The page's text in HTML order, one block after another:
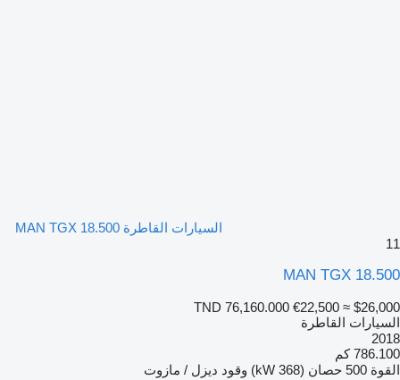
السيارات القاطرة MAN TGX 18.500
11
MAN TGX 18.500
TND 76,160.000 €22,500 ≈ $26,000
السيارات القاطرة
2018
786.100 كم
القوة 500 حصان (368 kW) وقود ديزل / مازوت